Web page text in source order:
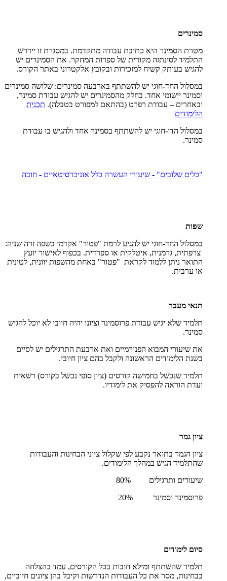
סמינרים
מטרת הסמינר היא כתיבת עבודה מתקדמת. במסגרת זו יידרש
התלמיד לסינתזה מקורית של ספרות המחקר. את הסמינרים יש
להגיש בעותק קשיח למזכירות ובקובץ אלקטרוני באתר הקורס.
במסלול החד-חוגי יש להשתתף בארבעה סמינרים: שלושה סמינרים
וסמינר יישומי אחד. בחלק מהסמינרים יש להגיש עבודת סמינר,
ובאחרים – עבודת רפרט (בהתאם למפורט בטבלה). תכנית
הלימודים
במסלול הדו-חוגי יש להשתתף בסמינר אחד ולהגיש בו עבודת
סמינר.
"כלים שלובים" - שיעורי העשרה כלל אוניברסיטאיים - חובה
שפות
במסלול החד-חוגי יש להגיע לרמת "פטור" אקדמי בשפה זרה שניה:
צרפתית, גרמנית, איטלקית או ספרדית. בכפוף לאישור יועץ
התואר ניתן ללמוד לקראת "פטור" באחת מהשפות יוונית, לטינית
או ערבית.
תנאי מעבר
תלמיד שלא יגיש עבודת פרוסמינר וציונו יהיה חיובי לא יוכל להגיש
סמינר.
את שיעורי המבוא הפנורמיים ואת ארבעת התרגילים יש לסיים
בשנת הלימודים הראשונה ולקבל בהם ציון חיובי.
תלמיד שנכשל בחמישה קורסים (ציון סופי נכשל בקורס) רשאית
ועדת הוראה להפסיק את לימודיו.
ציון גמר
ציון הגמר בתואר נקבע לפי שקלול ציוני הבחינות והעבודות
שהתלמיד הגיש במהלך הלימודים.
שיעורים ותרגילים 80%
פרוסמינר וסמינר 20%
סיום לימודים
תלמיד שהשתתף ומילא חובות בכל הקורסים, עמד בהצלחה
בבחינות, מסר את כל העבודות הנדרשות וקיבל בהן ציונים חיוביים,